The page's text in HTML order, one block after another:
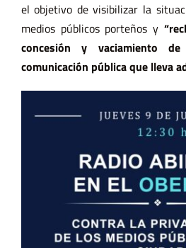
el objetivo de visibilizar la
medios públicos porteños y
concesión y vaciamiento
comunicación pública que lleva